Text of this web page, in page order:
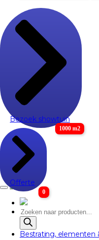
Bezoek showtuin
1000 m2
Offerte
0
Producten
zoeken
Bestrating, elementen